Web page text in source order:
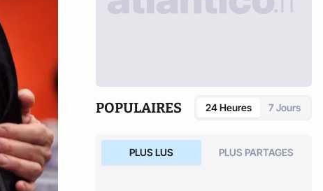
POPULAIRES 24 Heures 7 Jours
PLUS LUS PLUS PARTAGES